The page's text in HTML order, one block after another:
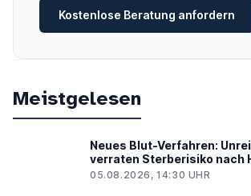
Kostenlose Beratung anfordern
Meistgelesen
Neues Blut-Verfahren:
verraten Sterberisiko nach
05.08.2026, 14:30 UHR